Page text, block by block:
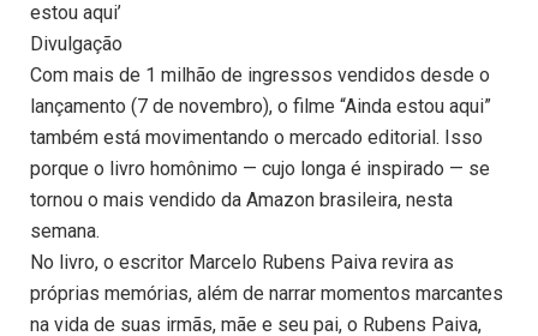
estou aqui’
Divulgação
Com mais de 1 milhão de ingressos vendidos desde o
lançamento (7 de novembro), o filme “Ainda estou aqui”
também está movimentando o mercado editorial. Isso
porque o livro homônimo — cujo longa é inspirado — se
tornou o mais vendido da Amazon brasileira, nesta
semana.
No livro, o escritor Marcelo Rubens Paiva revira as
próprias memórias, além de narrar momentos marcantes
na vida de suas irmãs, mãe e seu pai, o Rubens Paiva,